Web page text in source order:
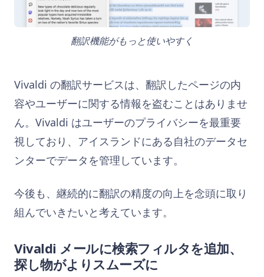
翻訳機能がもっと使いやすく
Vivaldi の翻訳サービスは、翻訳したページの内
容やユーザーに関する情報を盗むことはありませ
ん。Vivaldi はユーザーのプライバシーを最重要
視しており、アイスランドにある自社のデータセ
ンターでデータを管理しています。
今後も、継続的に翻訳の精度の向上を念頭に取り
組んでいきたいと考えています。
Vivaldi メールに検索フィルタを追加、
探し物がよりスムーズに